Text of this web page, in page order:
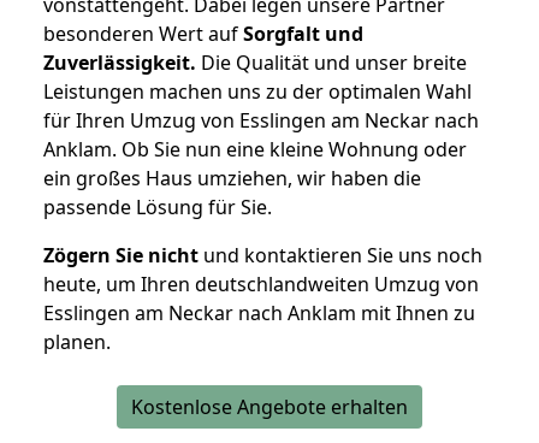
besonderen Wert aufSorgfalt und
Zuverlässigkeit. Die Qualität und unser breite
Leistungen machen uns zu der optimalen Wahl
für Ihren Umzug von Esslingen am Neckar nach
Anklam. Ob Sie nun eine kleine Wohnung oder
ein großes Haus umziehen, wir haben die
passende Lösung für Sie.
Zögern Sie nicht und kontaktieren Sie uns noch
heute, um Ihren deutschlandweiten Umzug von
Esslingen am Neckar nach Anklam mit Ihnen zu
planen.
Kostenlose Angebote erhalten